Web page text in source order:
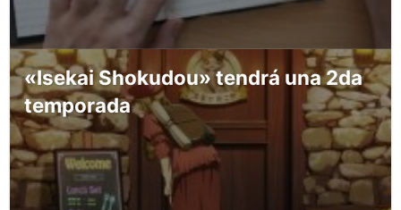
«Isekai Shokudou» tendrá una 2da
temporada